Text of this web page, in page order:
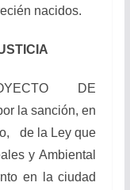
nacidos.
DE
la sanción, en
de la Ley que
y Ambiental
en la ciudad